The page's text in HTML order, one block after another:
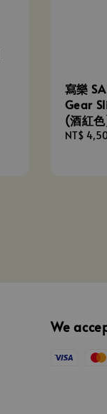
寫樂
Gear
(酒紅
Regular
NT$
We